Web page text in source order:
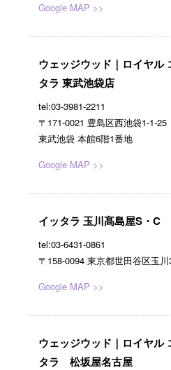
Google MAP >>
ウェッジウッド｜ロイヤル
タラ 東武池袋店
tel:03-3981-2211
〒171-0021 豊島区西池袋1-1-25
東武池袋 本館6階1番地
Google MAP >>
イッタラ 玉川髙島屋S・C
tel:03-6431-0861
〒158-0094 東京都世田谷区玉川
Google MAP >>
ウェッジウッド｜ロイヤル
タラ 松坂屋名古屋